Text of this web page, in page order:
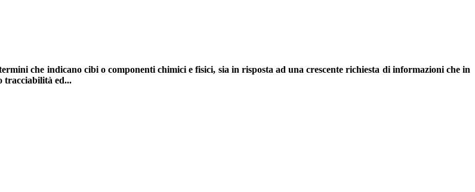
che indicano cibi o componenti chimici e fisici, sia in risposta ad una crescente richiesta di informazioni che in
tracciabilità ed...